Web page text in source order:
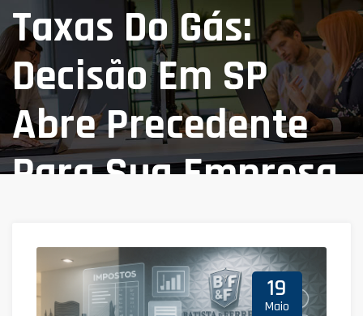
Taxas Do Gás:
Decisão Em SP
Abre Precedente
Para Sua Empresa
Blog
19
Maio